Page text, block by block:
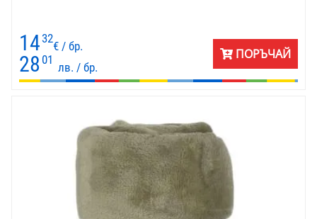
14 32
€ / бр.
28 01
лв. / бр.
ПОРЪЧАЙ